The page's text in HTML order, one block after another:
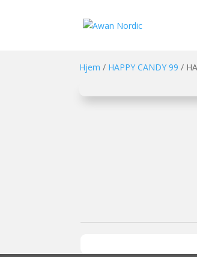
Hjem / HAPPY CANDY 99 /